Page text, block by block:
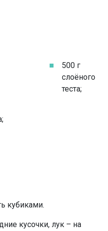
500 г
слоёного
теста;
кубиками.
кусочки, лук – на